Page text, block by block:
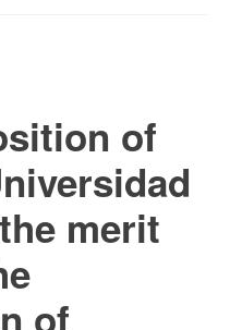
of
merit
of